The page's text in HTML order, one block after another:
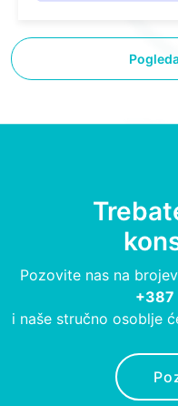
Pozovite nas na
+387
i naše stručno osoblje